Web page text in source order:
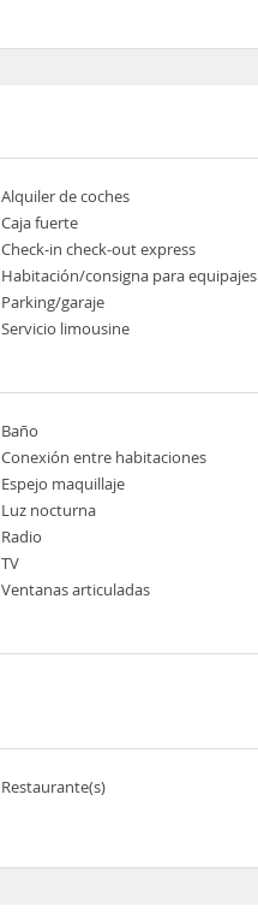
Alquiler de coches
Caja fuerte
Check-in check-out express
Habitación/consigna para equipajes
Parking/garaje
Servicio limousine
Baño
Conexión entre habitaciones
Espejo maquillaje
Luz nocturna
Radio
TV
Ventanas articuladas
Restaurante(s)